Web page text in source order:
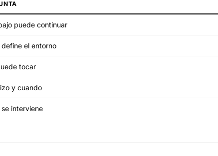
puede continuar
el entorno
tocar
y cuando
interviene